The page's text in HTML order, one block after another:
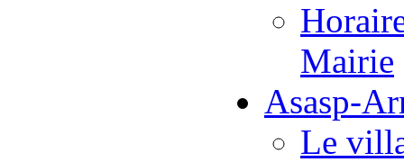
Mairie
Asasp-
Le